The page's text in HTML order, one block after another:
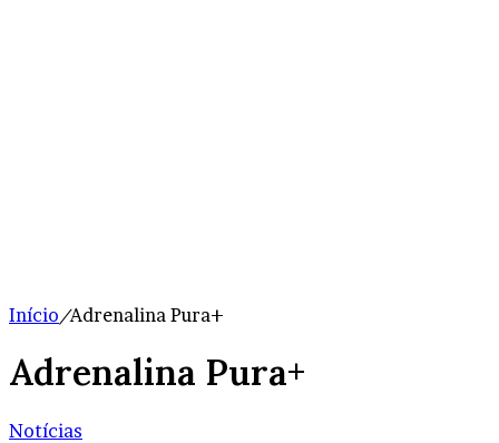
Início/Adrenalina Pura+
Adrenalina Pura+
Notícias